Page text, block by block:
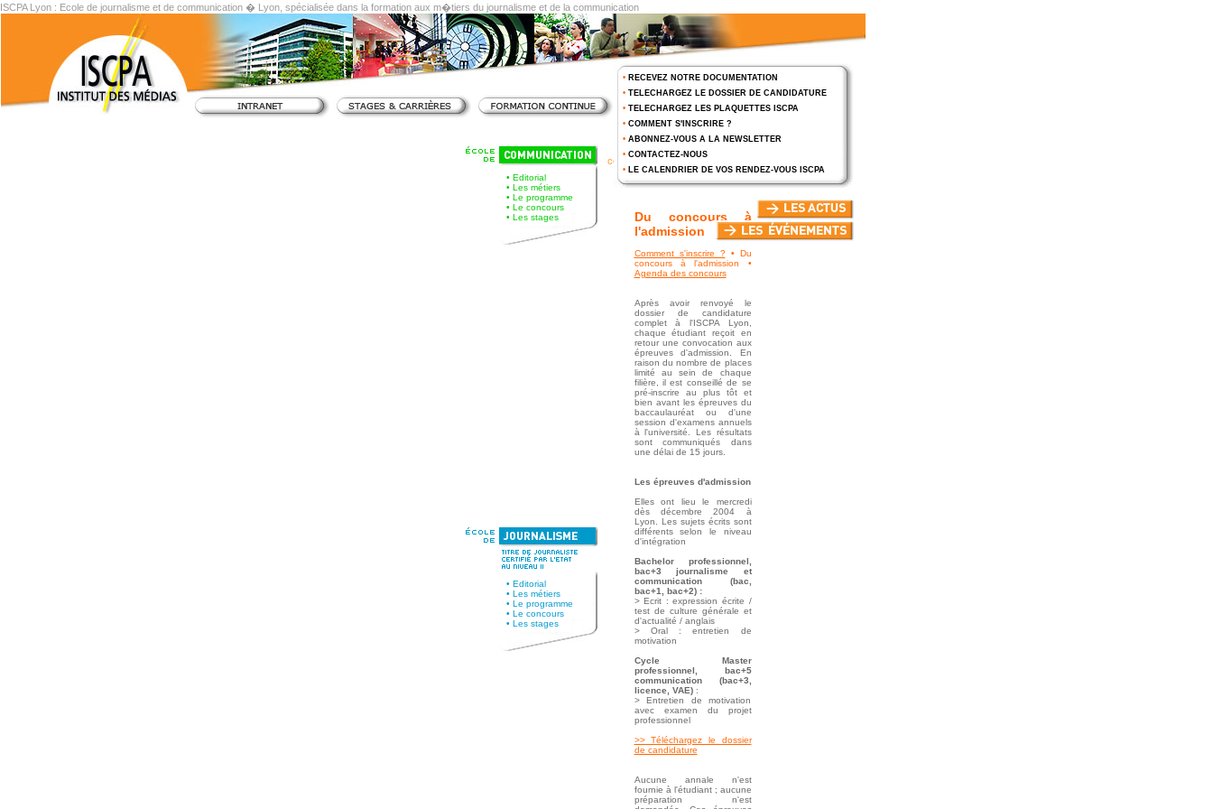
ISCPA Lyon : Ecole de journalisme et de communication � Lyon, spécialisée dans la formation aux m�tiers du journalisme et de la communication
• RECEVEZ NOTRE DOCUMENTATION
• TELECHARGEZ LE DOSSIER DE CANDIDATURE
• TELECHARGEZ LES PLAQUETTES ISCPA
• COMMENT S'INSCRIRE ?
• ABONNEZ-VOUS A LA NEWSLETTER
• CONTACTEZ-NOUS
• LE CALENDRIER DE VOS RENDEZ-VOUS ISCPA
• Editorial
• Les métiers
• Le programme
• Le concours
• Les stages
• Editorial
• Les métiers
• Le programme
• Le concours
• Les stages
Comment s'inscrire ?
concours à l'admission
Du concours à
l'admission
Comment s'inscrire ?• Du
concours à l'admission •
Agenda des concours
Après avoir renvoyé le
dossier de candidature
complet à l'ISCPA Lyon,
chaque étudiant reçoit en
retour une convocation aux
épreuves d'admission. En
raison du nombre de places
limité au sein de chaque
filière, il est conseillé de se
pré-inscrire au plus tôt et
bien avant les épreuves du
baccaulauréat ou d'une
session d'examens annuels
à l'université. Les résultats
sont communiqués dans
une délai de 15 jours.
Les épreuves d'admission
Elles ont lieu le mercredi
dès décembre 2004 à
Lyon. Les sujets écrits sont
différents selon le niveau
d'intégration
Bachelor professionnel,
bac+3 journalisme et
communication (bac,
bac+1, bac+2) :
> Ecrit : expression écrite /
test de culture générale et
d'actualité / anglais
> Oral : entretien de
motivation
Cycle Master
professionnel, bac+5
communication (bac+3,
licence, VAE):
> Entretien de motivation
avec examen du projet
professionnel
>> Téléchargez le dossier
de candidature
Aucune annale n'est
fournie à l'étudiant ; aucune
préparation n'est